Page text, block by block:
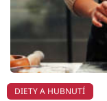
DIETY A HUBNUTÍ